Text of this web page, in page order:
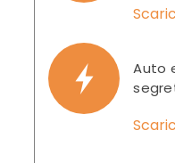
Auto